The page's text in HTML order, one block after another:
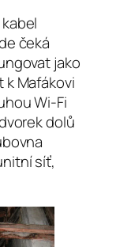
čeká
jako
Mafákovi
Wi‑Fi
dolů
síť,